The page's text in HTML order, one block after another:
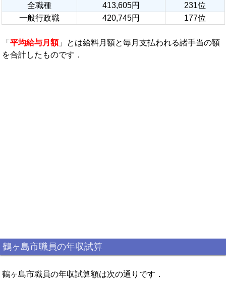
全職種 413,605円
231位
一般行政職
420,745円 177位
「 平均給与月額」とは給料月額と毎月支払われる諸手当の額
を合計したものです．
鶴ヶ島市職員の年収試算
鶴ヶ島市職員の年収試算額は次の通りです．